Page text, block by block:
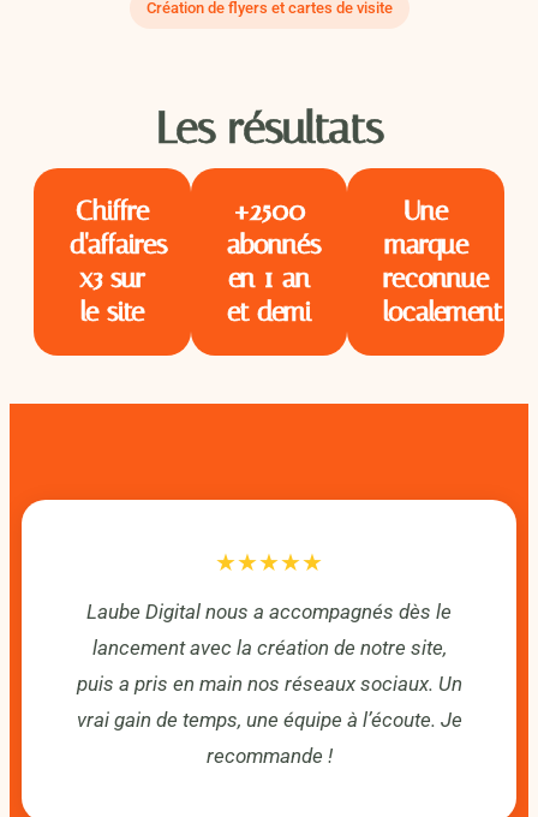
Création de flyers et cartes de visite
Les résultats
Chiffre
d'affaires
x3 sur
le site
+2500
abonnés
en 1 an
et demi
Une
marque
reconnue
localement
★★★★★
Laube Digital nous a accompagnés dès le
lancement avec la création de notre site,
puis a pris en main nos réseaux sociaux. Un
vrai gain de temps, une équipe à l’écoute. Je
recommande !